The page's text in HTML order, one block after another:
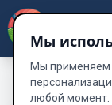
Мы
Мы применяем
любой момент.